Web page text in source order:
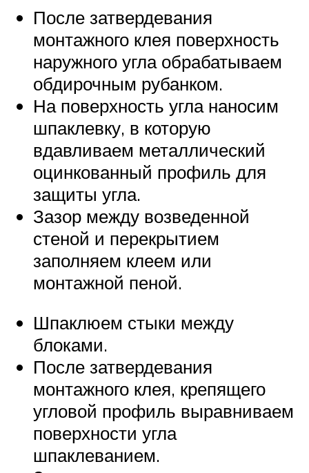
После затвердевания
монтажного клея поверхность
наружного угла обрабатываем
обдирочным рубанком.
На поверхность угла наносим
шпаклевку, в которую
вдавливаем металлический
оцинкованный профиль для
защиты угла.
Зазор между возведенной
стеной и перекрытием
заполняем клеем или
монтажной пеной.
Шпаклюем стыки между
блоками.
После затвердевания
монтажного клея, крепящего
угловой профиль выравниваем
поверхности угла
шпаклеванием.